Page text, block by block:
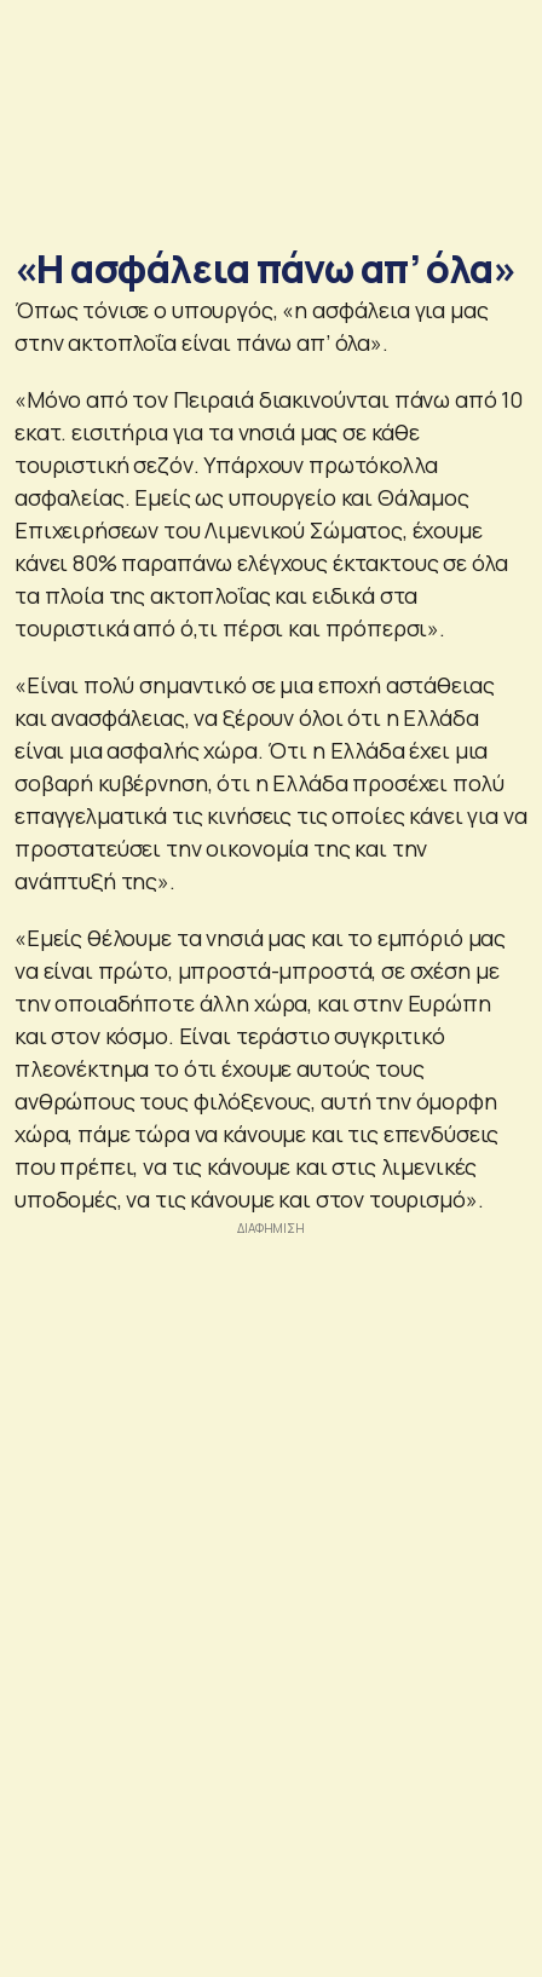
«Η ασφάλεια πάνω απ’ όλα»
Όπως τόνισε ο υπουργός, «η ασφάλεια για μας
στην ακτοπλοΐα είναι πάνω απ’ όλα».
«Μόνο από τον Πειραιά διακινούνται πάνω από 10
εκατ. εισιτήρια για τα νησιά μας σε κάθε
τουριστική σεζόν. Υπάρχουν πρωτόκολλα
ασφαλείας. Εμείς ως υπουργείο και Θάλαμος
Επιχειρήσεων του Λιμενικού Σώματος, έχουμε
κάνει 80% παραπάνω ελέγχους έκτακτους σε όλα
τα πλοία της ακτοπλοΐας και ειδικά στα
τουριστικά από ό,τι πέρσι και πρόπερσι».
«Είναι πολύ σημαντικό σε μια εποχή αστάθειας
και ανασφάλειας, να ξέρουν όλοι ότι η Ελλάδα
είναι μια ασφαλής χώρα. Ότι η Ελλάδα έχει μια
σοβαρή κυβέρνηση, ότι η Ελλάδα προσέχει πολύ
επαγγελματικά τις κινήσεις τις οποίες κάνει για να
προστατεύσει την οικονομία της και την
ανάπτυξή της».
«Εμείς θέλουμε τα νησιά μας και το εμπόριό μας
να είναι πρώτο, μπροστά-μπροστά, σε σχέση με
την οποιαδήποτε άλλη χώρα, και στην Ευρώπη
και στον κόσμο. Είναι τεράστιο συγκριτικό
πλεονέκτημα το ότι έχουμε αυτούς τους
ανθρώπους τους φιλόξενους, αυτή την όμορφη
χώρα, πάμε τώρα να κάνουμε και τις επενδύσεις
που πρέπει, να τις κάνουμε και στις λιμενικές
υποδομές, να τις κάνουμε και στον τουρισμό».